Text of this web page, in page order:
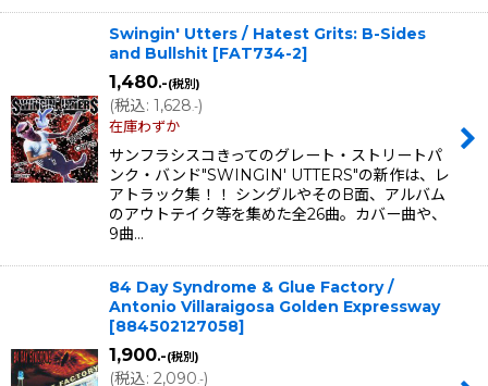
Swingin' Utters / Hatest Grits: B-Sides
and Bullshit [FAT734-2]
1,480.-(税別)
(税込: 1,628.-)
在庫わずか
サンフラシスコきってのグレート・ストリートパ
ンク・バンド"SWINGIN' UTTERS"の新作は、レ
アトラック集！！ シングルやそのB面、アルバム
のアウトテイク等を集めた全26曲。カバー曲や、
9曲…
84 Day Syndrome & Glue Factory /
Antonio Villaraigosa Golden Expressway
[884502127058]
1,900.-(税別)
(税込: 2,090.-)